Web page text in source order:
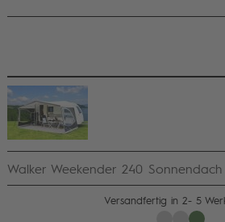
Walker Weekender 240 Sonnendach
Versandfertig in 2- 5